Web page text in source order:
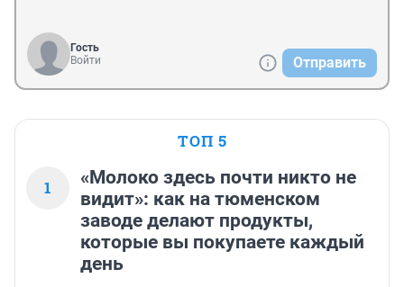
Гость
Войти
Отправить
ТОП 5
1
«Молоко здесь почти никто не
видит»: как на тюменском
заводе делают продукты,
которые вы покупаете каждый
день